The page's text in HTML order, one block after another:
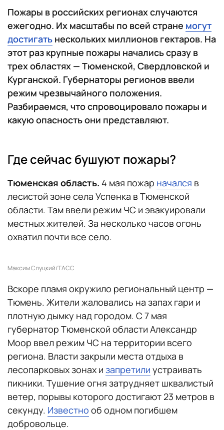
Пожары в российских регионах случаются
ежегодно. Их масштабы по всей стране могут
достигать нескольких миллионов гектаров. На
этот раз крупные пожары начались сразу в
трех областях — Тюменской, Свердловской и
Курганской. Губернаторы регионов ввели
режим чрезвычайного положения.
Разбираемся, что спровоцировало пожары и
какую опасность они представляют.
Где сейчас бушуют пожары?
Тюменская область. 4 мая пожар начался в
лесистой зоне села Успенка в Тюменской
области. Там ввели режим ЧС и эвакуировали
местных жителей. За несколько часов огонь
охватил почти все село.
Максим Слуцкий/ТАСС
Вскоре пламя окружило региональный центр —
Тюмень. Жители жаловались на запах гари и
плотную дымку над городом. С 7 мая
губернатор Тюменской области Александр
Моор ввел режим ЧС на территории всего
региона. Власти закрыли места отдыха в
лесопарковых зонах и запретили устраивать
пикники. Тушение огня затрудняет шквалистый
ветер, порывы которого достигают 23 метров в
секунду. Известно об одном погибшем
добровольце.